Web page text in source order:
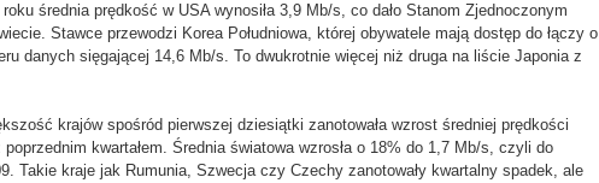
średnia prędkość w USA wynosiła 3,9 Mb/s, co dało Stanom Zjednoczonym
Stawce przewodzi Korea Południowa, której obywatele mają dostęp do łączy o
danych sięgającej 14,6 Mb/s. To dwukrotnie więcej niż druga na liście Japonia z
krajów spośród pierwszej dziesiątki zanotowała wzrost średniej prędkości
poprzednim kwartałem. Średnia światowa wzrosła o 18% do 1,7 Mb/s, czyli do
Takie kraje jak Rumunia, Szwecja czy Czechy zanotowały kwartalny spadek, ale